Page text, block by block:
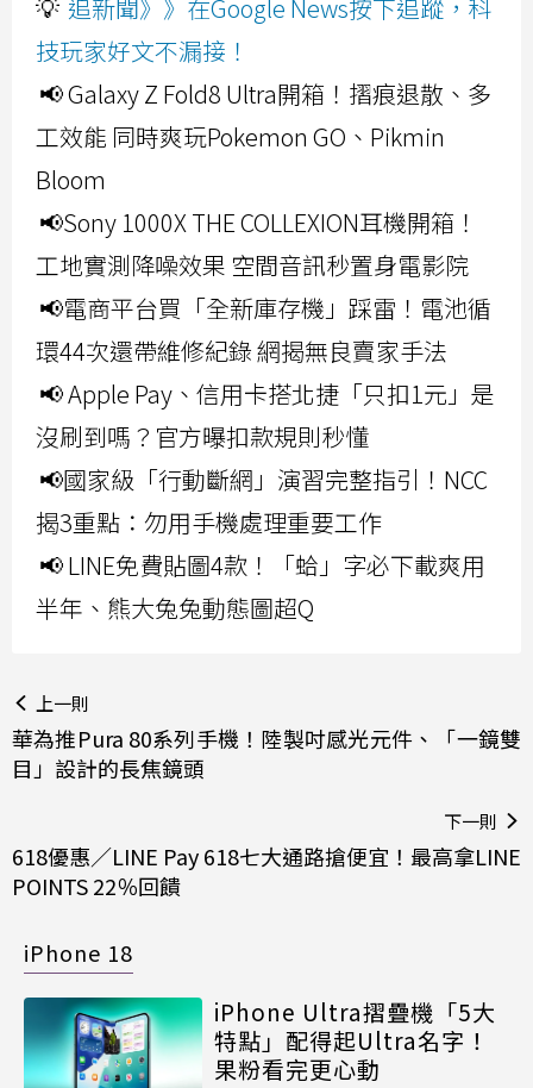
💡 追新聞》》在Google News按下追蹤，科
技玩家好文不漏接！
📢 Galaxy Z Fold8 Ultra開箱！摺痕退散、多
工效能 同時爽玩Pokemon GO、Pikmin
Bloom
📢Sony 1000X THE COLLEXION耳機開箱！
工地實測降噪效果 空間音訊秒置身電影院
📢電商平台買「全新庫存機」踩雷！電池循
環44次還帶維修紀錄 網揭無良賣家手法
📢 Apple Pay、信用卡搭北捷「只扣1元」是
沒刷到嗎？官方曝扣款規則秒懂
📢國家級「行動斷網」演習完整指引！NCC
揭3重點：勿用手機處理重要工作
📢 LINE免費貼圖4款！「蛤」字必下載爽用
半年、熊大兔兔動態圖超Q
上一則
華為推Pura 80系列手機！陸製吋感光元件、「一鏡雙
目」設計的長焦鏡頭
下一則
618優惠／LINE Pay 618七大通路搶便宜！最高拿LINE
POINTS 22％回饋
iPhone 18
iPhone Ultra摺疊機「5大
特點」配得起Ultra名字！
果粉看完更心動